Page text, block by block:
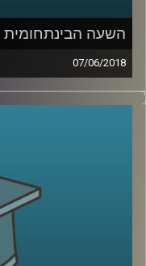
השעה
07/06/2018
השיח הכלכלי
פרופסור עומר
הקפיטליסטית,
היעילה ביותר
באמת אפשר